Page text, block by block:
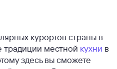
курортов страны в
местной кухни в
здесь вы сможете